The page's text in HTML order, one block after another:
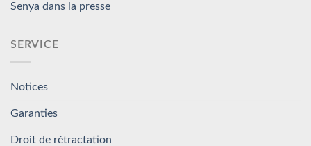
Senya dans la presse
SERVICE
Notices
Garanties
Droit de rétractation